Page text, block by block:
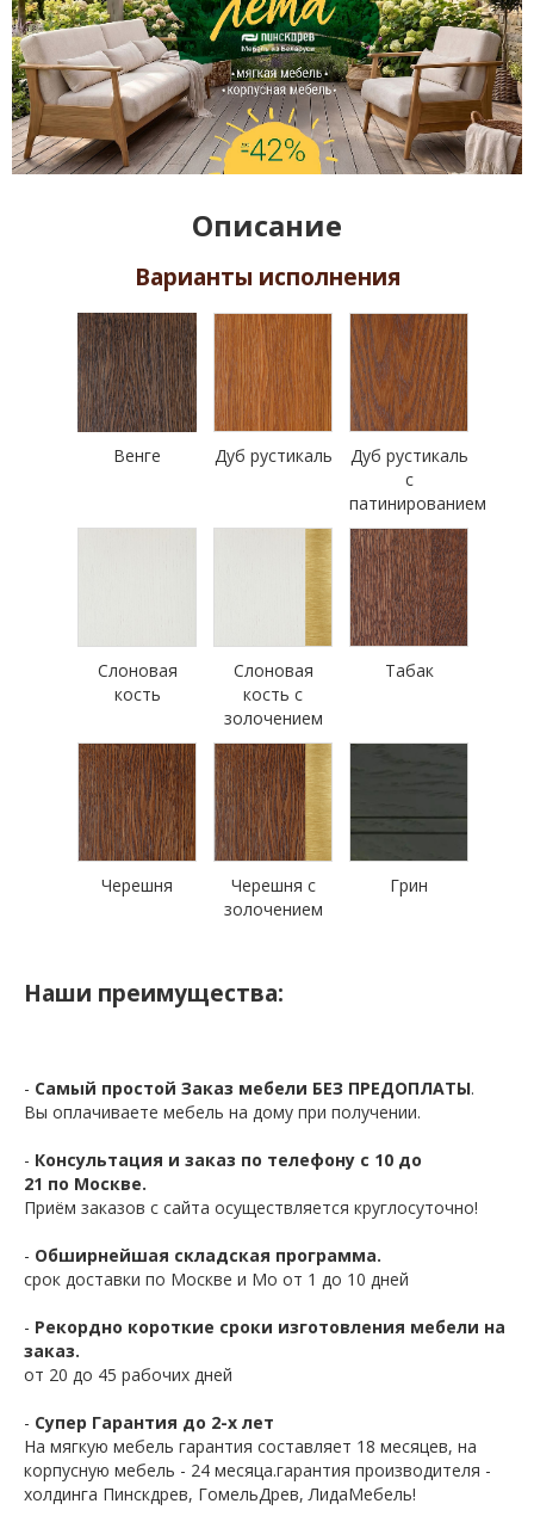
Описание
Варианты исполнения
Венге Дуб рустикаль
Дуб рустикаль
с
патинированием
Слоновая
кость
Слоновая
кость с
золочением
Табак
Черешня
Черешня с
золочением
Грин
Наши преимущества:
- Самый простой Заказ мебели БЕЗ ПРЕДОПЛАТЫ.
Вы оплачиваете мебель на дому при получении.
- Консультация и заказ по телефону с 10 до
21 по Москве.
Приём заказов с сайта осуществляется круглосуточно!
- Обширнейшая складская программа.
срок доставки по Москве и Мо от 1 до 10 дней
- Рекордно короткие сроки изготовления мебели на
заказ.
от 20 до 45 рабочих дней
- Супер Гарантия до 2-х лет
На мягкую мебель гарантия составляет 18 месяцев, на
корпусную мебель - 24 месяца.гарантия производителя -
холдинга Пинскдрев, ГомельДрев, ЛидаМебель!